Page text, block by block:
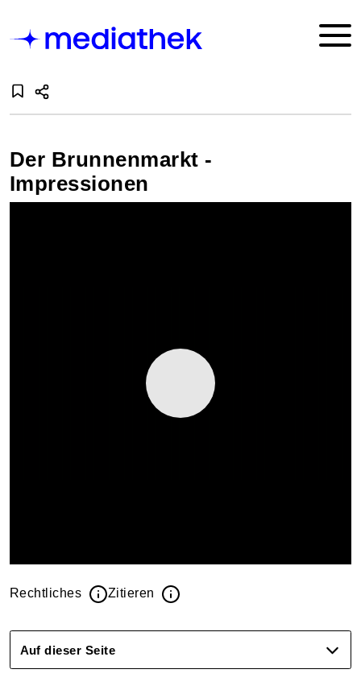
Der Brunnenmarkt -
Impressionen
Rechtliches Zitieren
Auf dieser Seite